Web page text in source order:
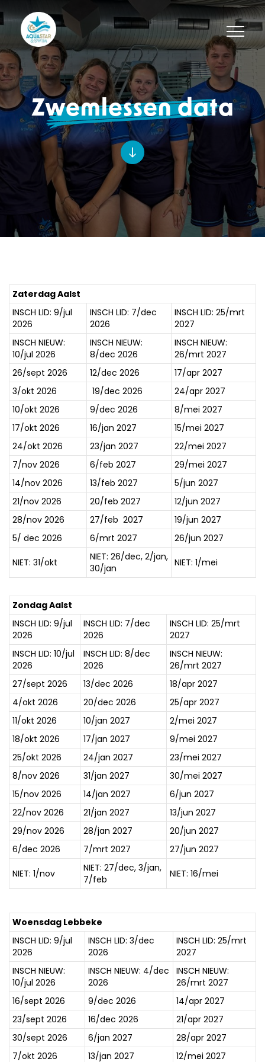
Zwemlessen data
Zaterdag Aalst
INSCH LID: 9/jul
2026
INSCH LID: 7/dec
2026
INSCH LID: 25/mrt
2027
INSCH NIEUW:
10/jul 2026
INSCH NIEUW:
8/dec 2026
INSCH NIEUW:
26/mrt 2027
26/sept 2026
12/dec 2026
17/apr 2027
3/okt 2026
19/dec 2026
24/apr 2027
10/okt 2026
9/dec 2026
8/mei 2027
17/okt 2026
16/jan 2027
15/mei 2027
24/okt 2026
23/jan 2027
22/mei 2027
7/nov 2026
6/feb 2027
29/mei 2027
14/nov 2026
13/feb 2027
5/jun 2027
21/nov 2026
20/feb 2027
12/jun 2027
28/nov 2026
27/feb 2027
19/jun 2027
5/ dec 2026
6/mrt 2027 26/jun 2027
NIET: 31/okt
NIET: 26/dec, 2/jan,
30/jan
NIET: 1/mei
Zondag Aalst
INSCH LID: 9/jul
2026
INSCH LID: 7/dec
2026
INSCH LID: 25/mrt
2027
INSCH LID: 10/jul
2026
INSCH LID: 8/dec
2026
INSCH NIEUW:
26/mrt 2027
27/sept 2026
13/dec 2026
18/apr 2027
4/okt 2026
20/dec 2026
25/apr 2027
11/okt 2026
10/jan 2027
2/mei 2027
18/okt 2026
17/jan 2027
9/mei 2027
25/okt 2026
24/jan 2027
23/mei 2027
8/nov 2026
31/jan 2027
30/mei 2027
15/nov 2026
14/jan 2027
6/jun 2027
22/nov 2026
21/jan 2027
13/jun 2027
29/nov 2026
28/jan 2027
20/jun 2027
6/dec 2026
7/mrt 2027 27/jun 2027
NIET: 1/nov
NIET: 27/dec, 3/jan,
7/feb
NIET: 16/mei
Woensdag Lebbeke
INSCH LID: 9/jul
2026
INSCH LID: 3/dec
2026
INSCH LID: 25/mrt
2027
INSCH NIEUW:
10/jul 2026
INSCH NIEUW: 4/dec
2026
INSCH NIEUW:
26/mrt 2027
16/sept 2026
9/dec 2026
14/apr 2027
23/sept 2026
16/dec 2026
21/apr 2027
30/sept 2026
6/jan 2027
28/apr 2027
7/okt 2026
13/jan 2027 12/mei 2027